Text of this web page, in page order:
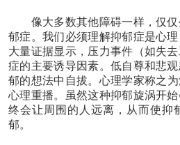
像大多数其他障碍一样，仅仅
郁症。我们必须理解抑郁症是心理
大量证据显示，压力事件（如失
症的主要诱导因素。低自尊和悲
郁的想法中自拔。心理学家称之
心理重播。虽然这种抑郁旋涡开
终会让周围的人远离，从而使抑
郁。